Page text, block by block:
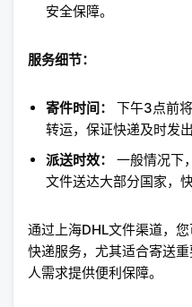
安全保障。
服务细节：
寄件时间：
下午3点前
转运，保证快递及时发出
派送时效：
一般情况下
文件送达大部分国家，快
通过上海DHL文件渠道，
快递服务，尤其适合寄送
人需求提供便利保障。